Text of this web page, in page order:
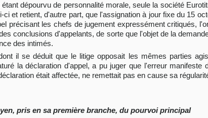
dépourvu de personnalité morale, seule la société
et retient, d'autre part, que l'assignation à jour fixe du 15
précisant les chefs de jugement expressément critiqués,
conclusions d'appelants, de sorte que l'objet de la
des intimés.
il se déduit que le litige opposait les mêmes parties
la déclaration d'appel, a pu juger que l'erreur manifeste
était affectée, ne remettait pas en cause sa
pris en sa première branche, du pourvoi principal